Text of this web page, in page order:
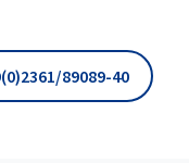
89089-40